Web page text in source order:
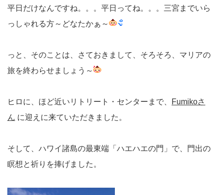
平日だけなんですね。。。平日ってね。。。三宮までいら
っしゃれる方～どなたかぁ～
っと、そのことは、さておきまして、そろそろ、マリアの
旅を終わらせましょう～
ヒロに、ほど近いリトリート・センターまで、
Fumikoさ
ん に迎えに来ていただきました。
そして、ハワイ諸島の最東端「ハエハエの門」で、門出の
瞑想と祈りを捧げました。